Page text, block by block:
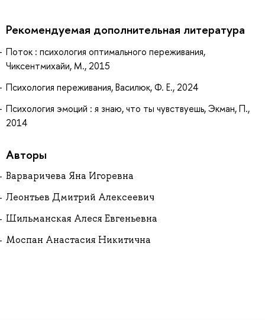
Рекомендуемая дополнительная литература
Поток : психология оптимального переживания,
Чиксентмихайи, М., 2015
Психология переживания, Василюк, Ф. Е., 2024
Психология эмоций : я знаю, что ты чувствуешь, Экман, П.,
2014
Авторы
Варваричева Яна Игоревна
Леонтьев Дмитрий Алексеевич
Шильманская Алеся Евгеньевна
Моспан Анастасия Никитична